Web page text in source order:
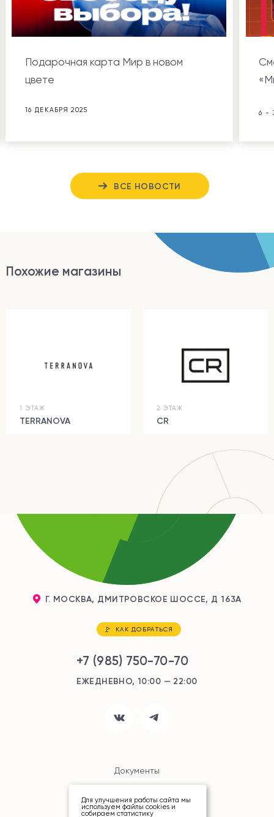
Для улучшения работы сайта мы
используем файлы cookies и
собираем статистику
Подарочная карта Мир в новом
цвете
16 ДЕКАБРЯ 2025 6 -
ВСЕ НОВОСТИ
Похожие магазины
1 ЭТАЖ
TERRANOVA
2 ЭТАЖ
CR
Г. МОСКВА, ДМИТРОВСКОЕ ШОССЕ, Д 163А
КАК ДОБРАТЬСЯ
+7 (985) 750-70-70
ЕЖЕДНЕВНО, 10:00 — 22:00
Документы
Карта сайта